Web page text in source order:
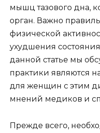
мышц тазового дна,
орган. Важно
физической
ухудшения
данной статье мы
практики являются
для женщин с этим
мнений медиков и
Прежде всего,